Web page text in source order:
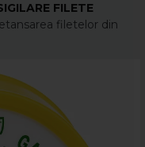
FILETE
filetelor din